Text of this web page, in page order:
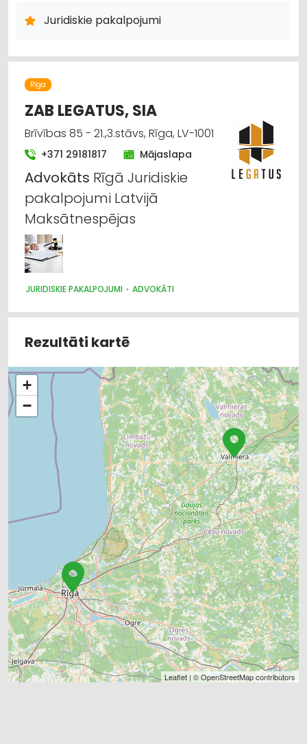
Juridiskie pakalpojumi
Rīga
ZAB LEGATUS, SIA
Brīvības 85 - 21.,3.stāvs, Rīga, LV-1001
+371 29181817 Mājaslapa
Advokāts Rīgā Juridiskie
pakalpojumi Latvijā
Maksātnespējas
JURIDISKIE PAKALPOJUMI ADVOKĀTI
Rezultāti kartē
+
−
Leaflet | ©OpenStreetMapcontributors